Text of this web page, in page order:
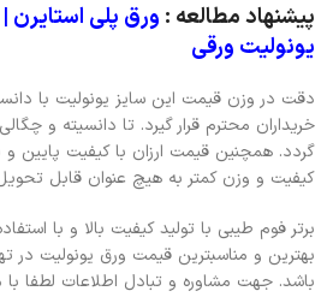
پیشنهاد مطالعه : ورق پلی استایرن
یونولیت ورقی
دقت در وزن قیمت این سایز یونولیت با
خریداران محترم قرار گیرد. تا دانسیته و
گردد. همچنین قیمت ارزان با کیفیت پایین و
کیفیت و وزن کمتر به هیچ عنوان قابل
برتر فوم طیبی با تولید کیفیت بالا و با
بهترین و مناسبترین قیمت ورق یونولیت در
باشد. جهت مشاوره و تبادل اطلاعات لطفا